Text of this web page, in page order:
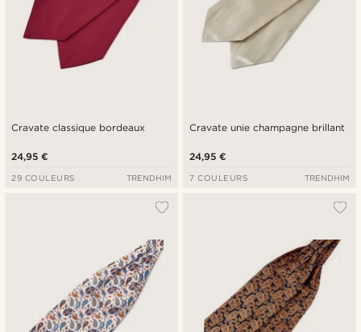
Cravate classique bordeaux
24,95 €
29 COULEURS TRENDHIM
Cravate unie champagne brillant
24,95 €
7 COULEURS TRENDHIM